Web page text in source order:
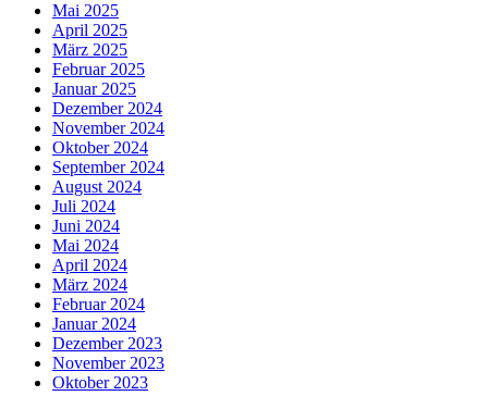
Mai 2025
April 2025
März 2025
Februar 2025
Januar 2025
Dezember 2024
November 2024
Oktober 2024
September 2024
August 2024
Juli 2024
Juni 2024
Mai 2024
April 2024
März 2024
Februar 2024
Januar 2024
Dezember 2023
November 2023
Oktober 2023